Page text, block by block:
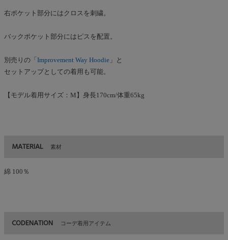
右ポケット部分にはクロスを刺繍。
バックポケット部分にはピスを配置。
別売りの「 Improvement Way Hoodie 」と
セットアップとしての着用も可能。
【モデル着用サイズ：M】身長170cm/体重65kg
MATERIAL 素材
綿 100％
CODENATION コーデ着用アイテム